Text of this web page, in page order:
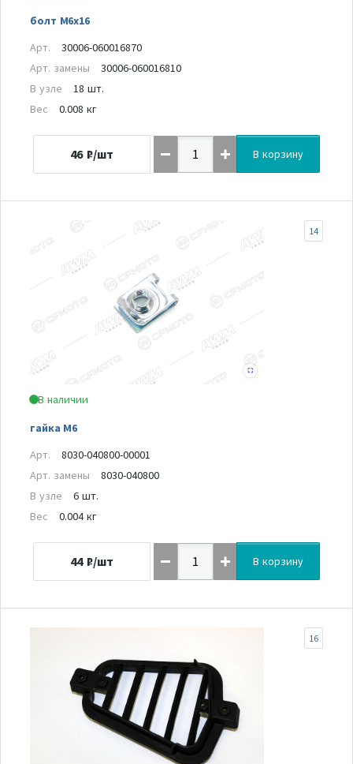
болт M6x16
Арт.
30006-060016870
Арт. замены
30006-060016810
В узле
18 шт.
Вес
0.008 кг
46 ₽/шт В корзину
В наличии
гайка М6
14
Арт.
8030-040800-00001
Арт. замены
8030-040800
В узле
6 шт.
Вес
0.004 кг
44 ₽/шт В корзину
16